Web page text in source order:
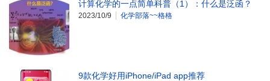
计算化学的一点简单科普（1）：什么是泛函？
2023/10/9 化学部落~~格格
9款化学好用iPhone/iPad app推荐